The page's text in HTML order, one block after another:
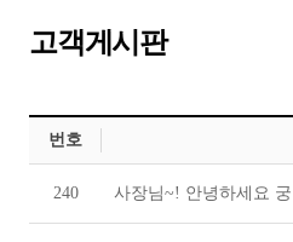
고객게시판
번호
240 사장님~! 안녕하세요